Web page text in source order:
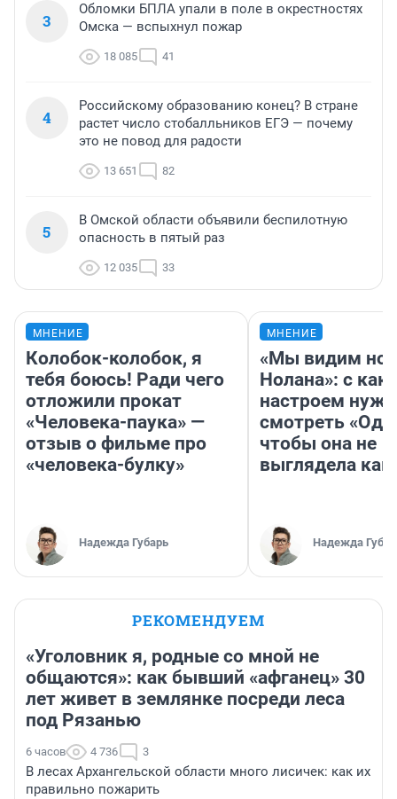
3
Обломки БПЛА упали в поле в окрестностях
Омска — вспыхнул пожар
18 085 41
4
Российскому образованию конец? В стране
растет число стобалльников ЕГЭ — почему
это не повод для радости
13 651 82
5
В Омской области объявили беспилотную
опасность в пятый раз
12 035 33
МНЕНИЕ
Колобок-колобок, я
тебя боюсь! Ради чего
отложили прокат
«Человека-паука» —
отзыв о фильме про
«человека-булку»
Надежда Губарь
МНЕНИЕ
«Мы видим
Нолана»: с
настроем
смотреть
чтобы она не
выглядела как
Надежда
РЕКОМЕНДУЕМ
«Уголовник я, родные со мной не
общаются»: как бывший «афганец» 30
лет живет в землянке посреди леса
под Рязанью
6 часов 4 736 3
В лесах Архангельской области много лисичек: как их
правильно пожарить